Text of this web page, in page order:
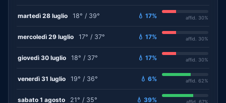
martedì 28 luglio 18° / 39° 💧 17% affid. 30%
mercoledì 29 luglio 17° / 37° 💧 17% affid. 30%
giovedì 30 luglio 18° / 37° 💧 17% affid. 30%
venerdì 31 luglio 19° / 36° 💧 6% affid. 62%
sabato 1 agosto 21° / 35° 💧 39% affid. 67%